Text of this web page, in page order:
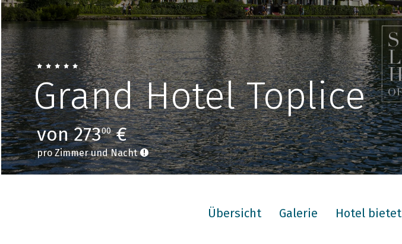
Grand Hotel Toplice
von 27300€
pro Zimmer und Nacht
Übersicht Galerie Hotel bietet